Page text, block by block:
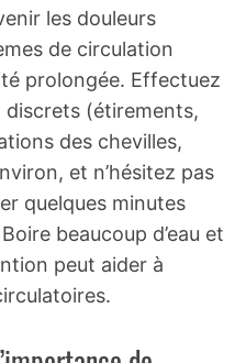
les douleurs
de circulation
prolongée. Effectuez
discrets (étirements,
des chevilles,
et n’hésitez pas
quelques minutes
beaucoup d’eau et
peut aider à